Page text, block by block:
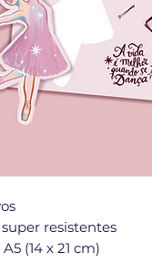
resistentes
(14 x 21 cm)